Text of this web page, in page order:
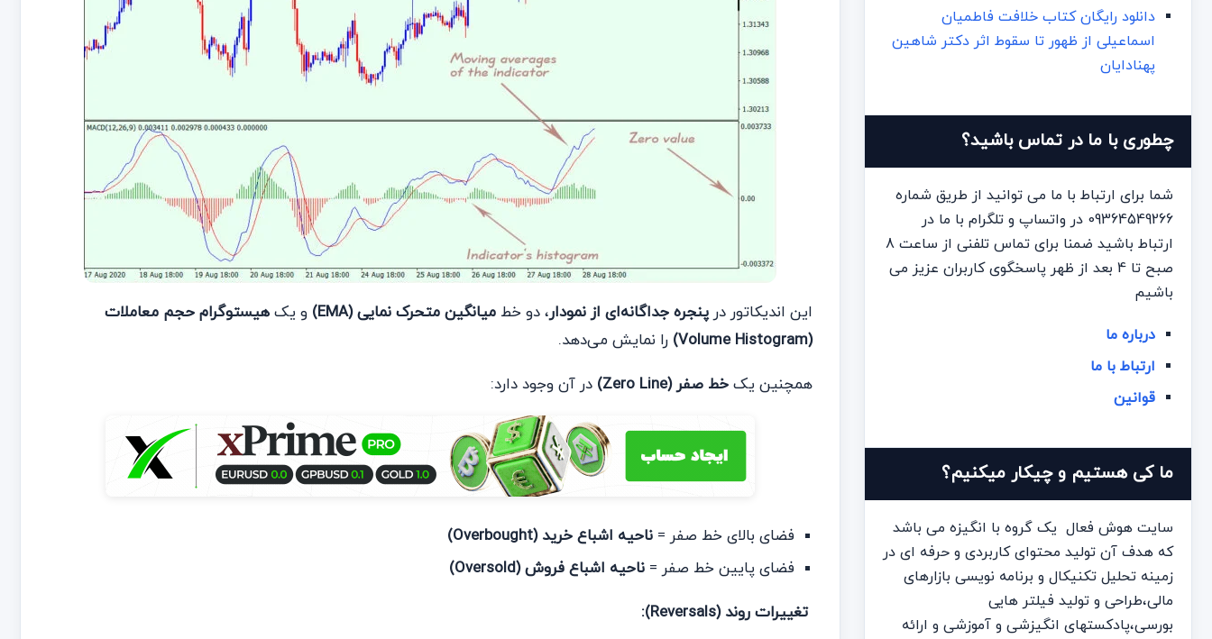
این اندیکاتور در پنجره جداگانه‌ای از نمودار، دو خط میانگین متحرک نمایی (EMA) و یک هیستوگرام حجم معاملات
(Volume Histogram)
را نمایش می‌دهد.
همچنین یک خط صفر (Zero Line) در آن وجود دارد:
فضای بالای خط صفر = ناحیه اشباع خرید (Overbought)
فضای پایین خط صفر = ناحیه اشباع فروش (Oversold)
تغییرات روند (Reversals):
دانلود رایگان کتاب خلافت فاطمیان
اسماعیلی از ظهور تا سقوط اثر دکتر شاهین
پهنادایان
چطوری با ما در تماس باشید؟
شما برای ارتباط با ما می توانید از طریق شماره
09364549266 در واتساپ و تلگرام با ما در
ارتباط باشید ضمنا برای تماس تلفنی از ساعت 8
صبح تا 4 بعد از ظهر پاسخگوی کاربران عزیز می
باشیم
درباره ما
ارتباط با ما
قوانین
ما کی هستیم و چیکار میکنیم؟
سایت هوش فعال یک گروه با انگیزه می باشد
که هدف آن تولید محتوای کاربردی و حرفه ای در
زمینه تحلیل تکنیکال و برنامه نویسی بازارهای
مالی،طراحی و تولید فیلتر هایی
بورسی،پادکستهای انگیزشی و آموزشی و ارائه